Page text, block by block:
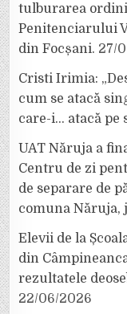
tulburarea
Penitenciarului
din Focșani. 27/
Cristi Irimia:
cum se atacă
care-i… atacă pe
UAT Năruja a
Centru de zi
de separare de
comuna Năruja,
Elevii de la
din
rezultatele
22/06/2026